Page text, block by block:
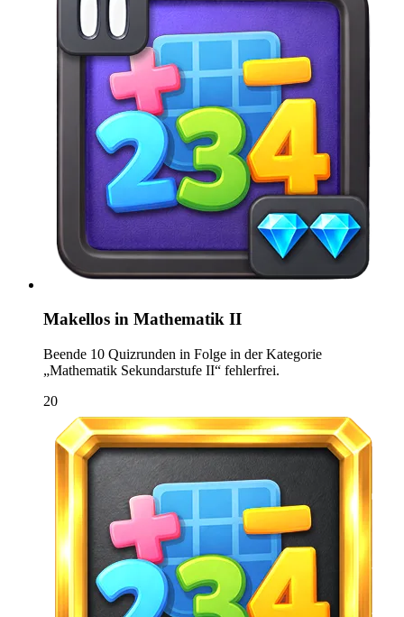
Makellos in Mathematik II
Beende 10 Quizrunden in Folge in der Kategorie
„Mathematik Sekundarstufe II“ fehlerfrei.
20